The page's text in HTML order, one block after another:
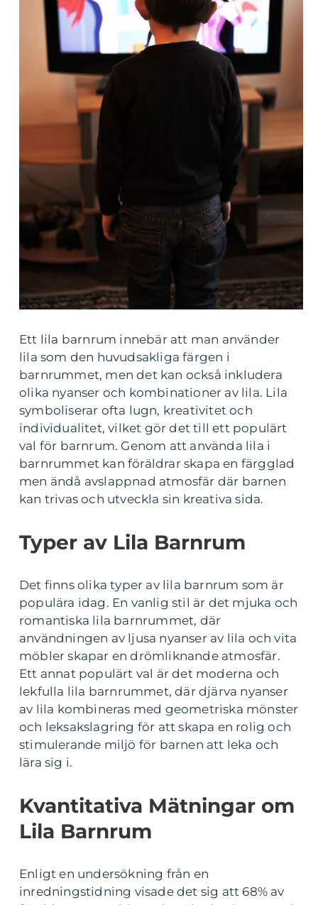
Ett lila barnrum innebär att man använder
lila som den huvudsakliga färgen i
barnrummet, men det kan också inkludera
olika nyanser och kombinationer av lila. Lila
symboliserar ofta lugn, kreativitet och
individualitet, vilket gör det till ett populärt
val för barnrum. Genom att använda lila i
barnrummet kan föräldrar skapa en färgglad
men ändå avslappnad atmosfär där barnen
kan trivas och utveckla sin kreativa sida.
Typer av Lila Barnrum
Det finns olika typer av lila barnrum som är
populära idag. En vanlig stil är det mjuka och
romantiska lila barnrummet, där
användningen av ljusa nyanser av lila och vita
möbler skapar en drömliknande atmosfär.
Ett annat populärt val är det moderna och
lekfulla lila barnrummet, där djärva nyanser
av lila kombineras med geometriska mönster
och leksakslagring för att skapa en rolig och
stimulerande miljö för barnen att leka och
lära sig i.
Kvantitativa Mätningar om
Lila Barnrum
Enligt en undersökning från en
inredningstidning visade det sig att 68% av